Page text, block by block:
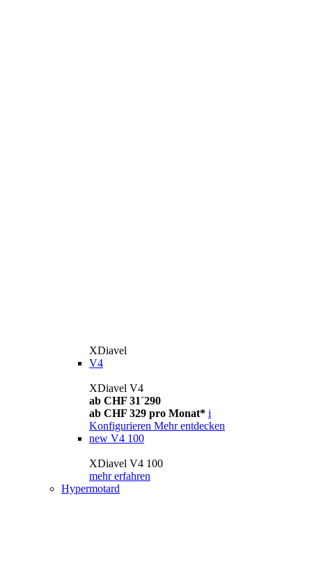
XDiavel
V4
XDiavel V4
ab CHF 31´290
ab CHF 329 pro Monat* i
Konfigurieren Mehr entdecken
new V4 100
XDiavel V4 100
mehr erfahren
Hypermotard